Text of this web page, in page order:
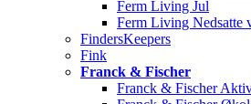
Ferm Living Jul
Ferm Living Nedsatte
FindersKeepers
Fink
Franck & Fischer
Franck & Fischer